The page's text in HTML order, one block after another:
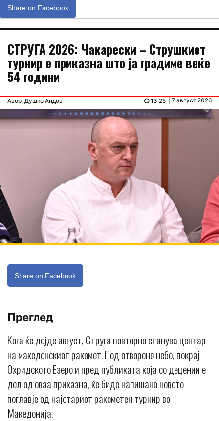
Share on Facebook
СТРУГА 2026: Чакарески – Струшкиот
турнир е приказна што ја градиме веќе
54 години
Авор: Душко Андов | 7 август 2026
13:25
Share on Facebook
Преглед
Кога ќе дојде август, Струга повторно станува центар
на македонскиот ракомет. Под отворено небо, покрај
Охридското Езеро и пред публиката која со децении е
дел од оваа приказна, ќе биде напишано новото
поглавје од најстариот ракометен турнир во
Македонија.